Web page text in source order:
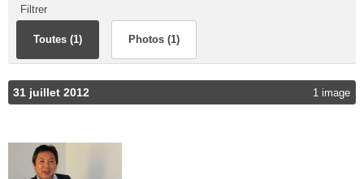
Filtrer
Toutes (1) Photos (1)
31 juillet 2012 1 image